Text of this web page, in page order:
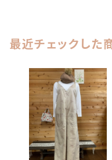
最近チェックした